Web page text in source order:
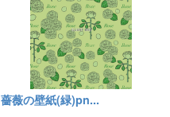
薔薇の壁紙(緑)pn...